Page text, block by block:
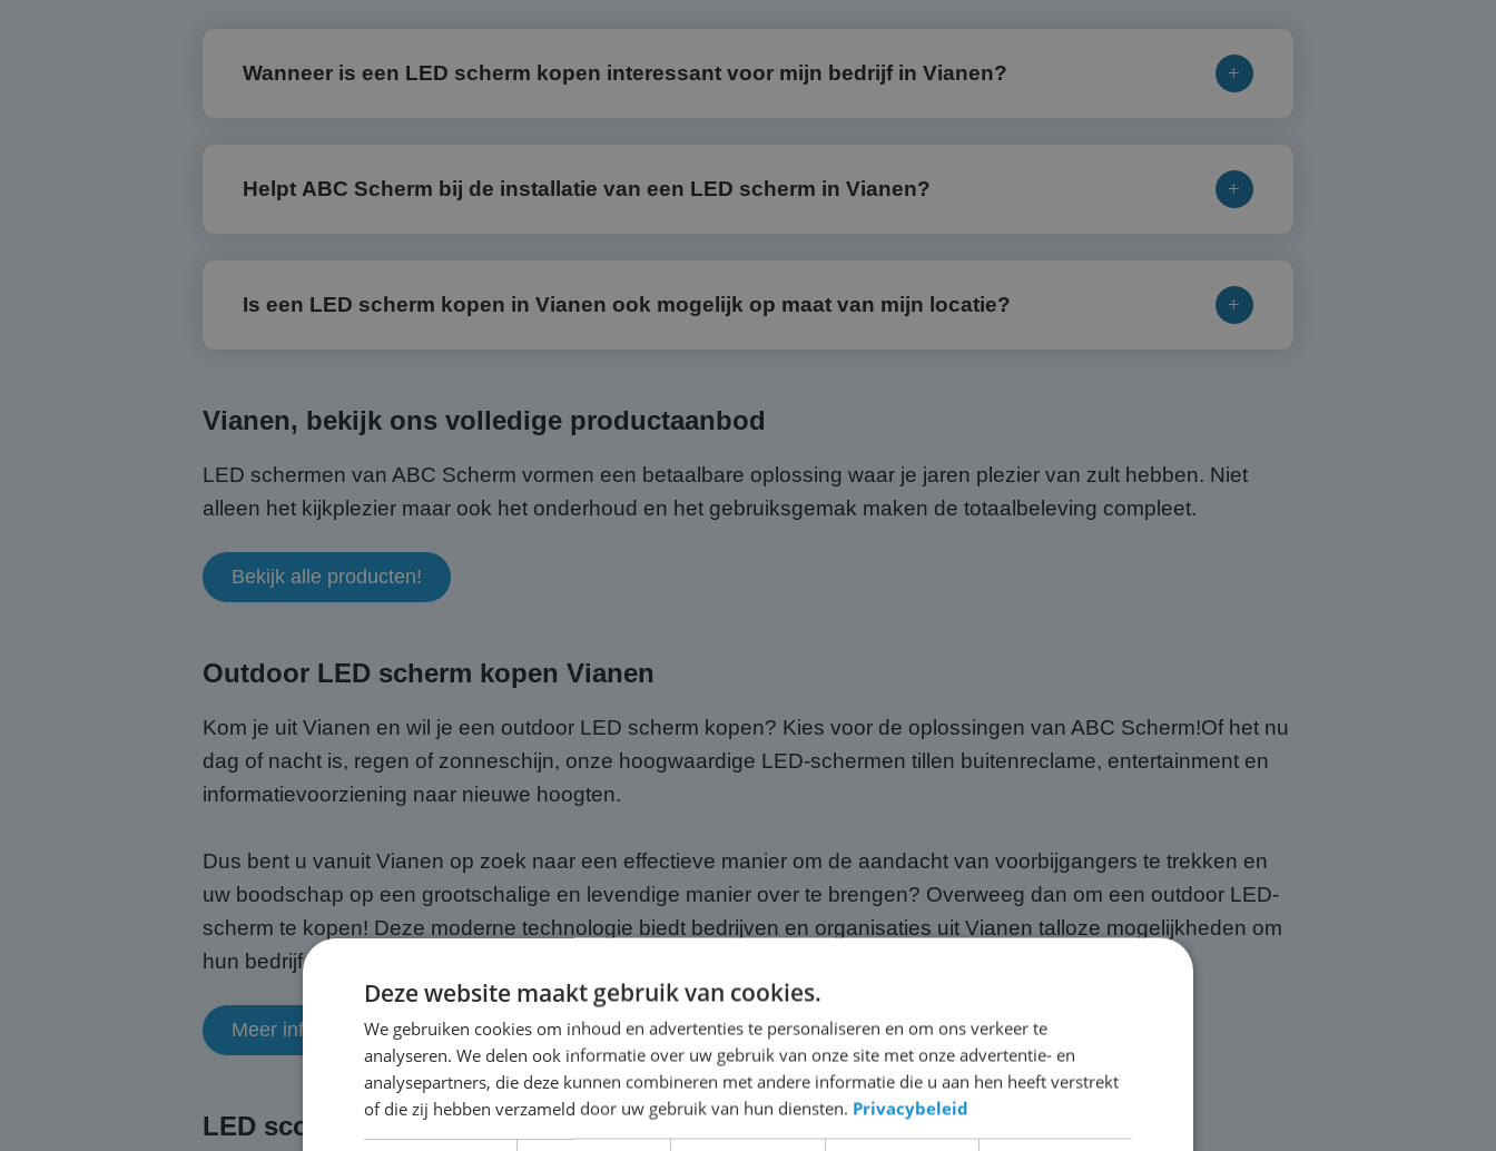
Wanneer is een LED scherm kopen interessant voor mijn bedrijf in Vianen?
Helpt ABC Scherm bij de installatie van een LED scherm in Vianen?
Is een LED scherm kopen in Vianen ook mogelijk op maat van mijn locatie?
Vianen, bekijk ons volledige productaanbod
LED schermen van ABC Scherm vormen een betaalbare oplossing waar je jaren plezier van zult hebben. Niet
alleen het kijkplezier maar ook het onderhoud en het gebruiksgemak maken de totaalbeleving compleet.
Bekijk alle producten!
Outdoor LED scherm kopen Vianen
Kom je uit Vianen en wil je een outdoor LED scherm kopen? Kies voor de oplossingen van ABC Scherm!Of het nu
dag of nacht is, regen of zonneschijn, onze hoogwaardige LED-schermen tillen buitenreclame, entertainment en
informatievoorziening naar nieuwe hoogten.
Dus bent u vanuit Vianen op zoek naar een effectieve manier om de aandacht van voorbijgangers te trekken en
uw boodschap op een grootschalige en levendige manier over te brengen? Overweeg dan om een outdoor LED-
scherm te kopen! Deze moderne technologie biedt bedrijven en organisaties uit Vianen talloze mogelijkheden om
hun bedrijf, evenement of boodschap te promoten en een blijvende indruk achter te laten.
Meer informatie
LED scorebord kopen in Vianen
Deze website maakt gebruik van cookies.
We gebruiken cookies om inhoud en advertenties te personaliseren en om ons verkeer te
analyseren. We delen ook informatie over uw gebruik van onze site met onze advertentie- en
analysepartners, die deze kunnen combineren met andere informatie die u aan hen heeft verstrekt
of die zij hebben verzameld door uw gebruik van hun diensten. Privacybeleid